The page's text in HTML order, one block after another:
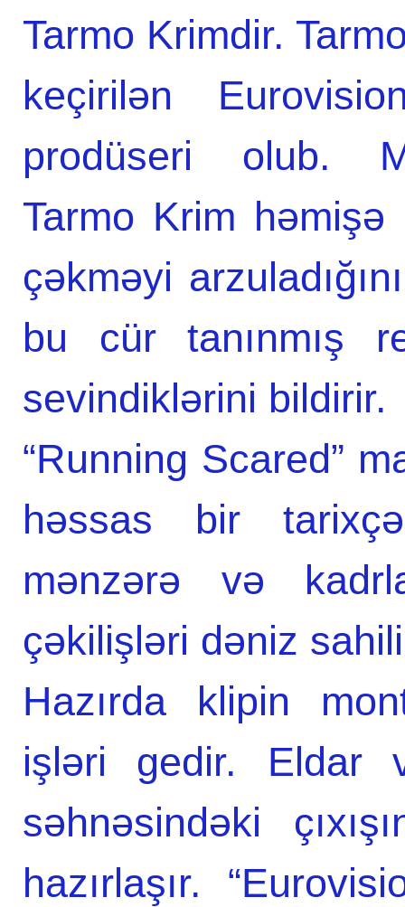
Tarmo Krimdir.
keçirilən
prodüseri olub.
Tarmo Krim həmişə
çəkməyi
bu cür tanınmış
sevindiklərini bildirir.
“Running Scared”
həssas bir
mənzərə və
çəkilişləri dəniz
Hazırda klipin
işləri gedir. Eldar
səhnəsindəki
hazırlaşır.